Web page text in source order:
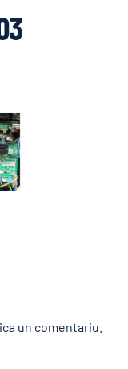
un comentariu.